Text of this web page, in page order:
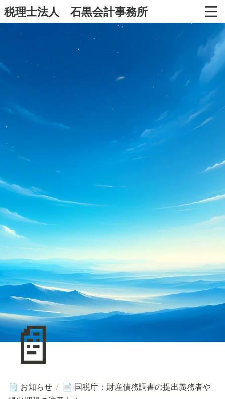
税理士法人 石黒会計事務所
📄
🗒️ お知らせ / 📄 国税庁：財産債務調書の提出義務者や